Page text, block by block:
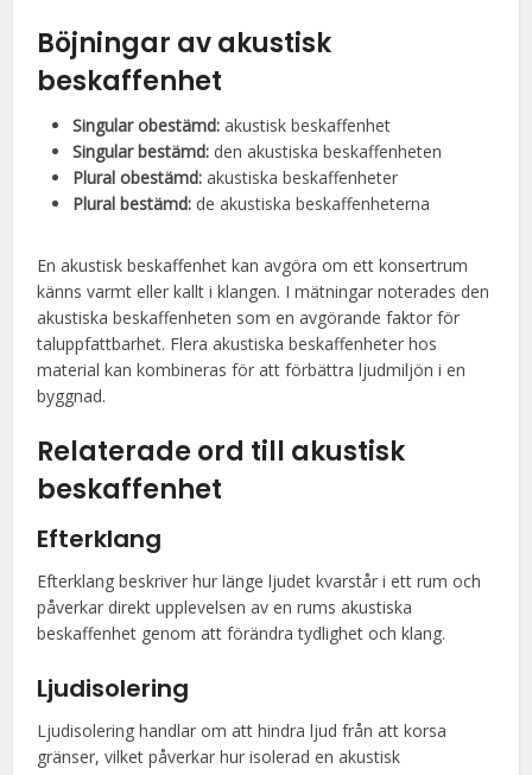
Böjningar av akustisk
beskaffenhet
Singular obestämd: akustisk beskaffenhet
Singular bestämd: den akustiska beskaffenheten
Plural obestämd: akustiska beskaffenheter
Plural bestämd: de akustiska beskaffenheterna
En akustisk beskaffenhet kan avgöra om ett konsertrum
känns varmt eller kallt i klangen. I mätningar noterades den
akustiska beskaffenheten som en avgörande faktor för
taluppfattbarhet. Flera akustiska beskaffenheter hos
material kan kombineras för att förbättra ljudmiljön i en
byggnad.
Relaterade ord till akustisk
beskaffenhet
Efterklang
Efterklang beskriver hur länge ljudet kvarstår i ett rum och
påverkar direkt upplevelsen av en rums akustiska
beskaffenhet genom att förändra tydlighet och klang.
Ljudisolering
Ljudisolering handlar om att hindra ljud från att korsa
gränser, vilket påverkar hur isolerad en akustisk